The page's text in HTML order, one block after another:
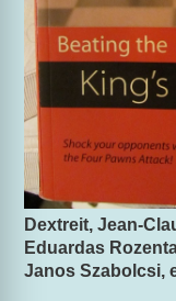
Dextreit, Jean-
Eduardas
Janos Szabolcsi,